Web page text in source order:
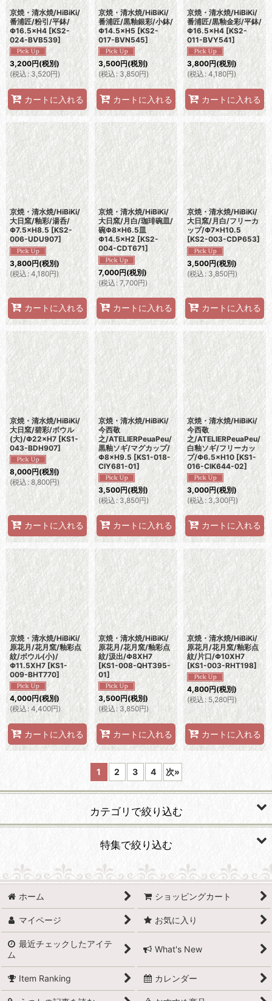
京焼・清水焼/HiBiKi/
番浦匠/粉引/平鉢/
Φ16.5×H4 [KS2-
024-BVB539]
3,200円(税別)
(税込: 3,520円)
カートに入れる
京焼・清水焼/HiBiKi/
番浦匠/黒釉銀彩/小鉢/
Φ14.5×H5 [KS2-
017-BVN545]
3,500円(税別)
(税込: 3,850円)
カートに入れる
京焼・清水焼/HiBiKi/
番浦匠/黒釉金彩/平鉢/
Φ16.5×H4 [KS2-
011-BVY541]
3,800円(税別)
(税込: 4,180円)
カートに入れる
京焼・清水焼/HiBiKi/
大日窯/釉彩/湯呑/
Φ7.5×H8.5 [KS2-
006-UDU907]
3,800円(税別)
(税込: 4,180円)
カートに入れる
京焼・清水焼/HiBiKi/
大日窯/月白/珈琲碗皿/
碗Φ8×H6.5皿
Φ14.5×H2 [KS2-
004-CDT671]
7,000円(税別)
(税込: 7,700円)
カートに入れる
京焼・清水焼/HiBiKi/
大日窯/月白/フリーカ
ップ/Φ7×H10.5
[KS2-003-CDP653]
3,500円(税別)
(税込: 3,850円)
カートに入れる
京焼・清水焼/HiBiKi/
大日窯/碧彩/ボウル
(大)/Φ22×H7 [KS1-
043-BDH907]
8,000円(税別)
(税込: 8,800円)
カートに入れる
京焼・清水焼/HiBiKi/
今西敬
之/ATELIERPeuaPeu/
黒釉ソギ/マグカップ/
Φ8×H9.5 [KS1-018-
CIY681-01]
3,500円(税別)
(税込: 3,850円)
カートに入れる
京焼・清水焼/HiBiKi/
今西敬
之/ATELIERPeuaPeu/
白釉ソギ/フリーカッ
プ/Φ6.5×H10 [KS1-
016-CIK644-02]
3,000円(税別)
(税込 : 3,300円)
カートに入れる
京焼・清水焼/HiBiKi/
原花月/花月窯/釉彩点
紋/ボウル(小)/
Φ11.5XH7 [KS1-
009-BHT770]
4,000円(税別)
(税込: 4,400円)
カートに入れる
京焼・清水焼/HiBiKi/
原花月/花月窯/釉彩点
紋/汲出/Φ8XH7
[KS1-008-QHT395-
01]
3,500円(税別)
(税込: 3,850円)
カートに入れる
京焼・清水焼/HiBiKi/
原花月/花月窯/釉彩点
紋/片口/Φ10XH7
[KS1-003-RHT198]
4,800円(税別)
(税込: 5,280円)
カートに入れる
1 2 3 4 次»
カテゴリで絞り込む
カトラリー、箸
グラス・カップ
フィギュア・センターピース
ポット・急須
お重
特集で絞り込む
有田焼
波佐見焼
萩焼
備前焼
ホーム ショッピングカート
マイページ お気に入り
最近チェックしたアイテ
ム
What's New
Item Ranking カレンダー